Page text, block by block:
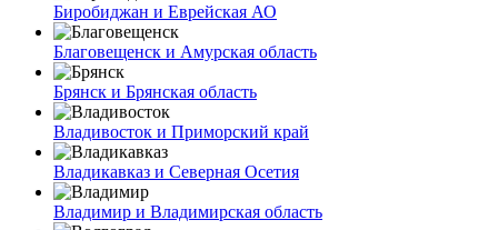
Биробиджан и Еврейская АО
Благовещенск и Амурская область
Брянск и Брянская область
Владивосток и Приморский край
Владикавказ и Северная Осетия
Владимир и Владимирская область